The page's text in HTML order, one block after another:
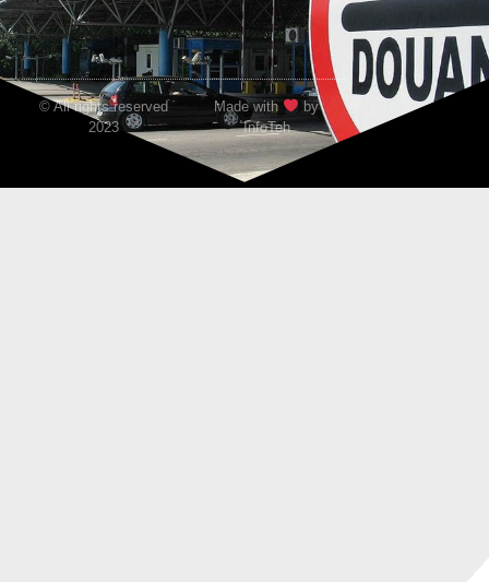
© All rights reserved
2023
Made with
by
InfoTeh​​